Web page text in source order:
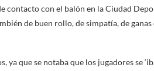
contacto con el balón en la Ciudad
de buen rollo, de simpatía, de
que se notaba que los jugadores se